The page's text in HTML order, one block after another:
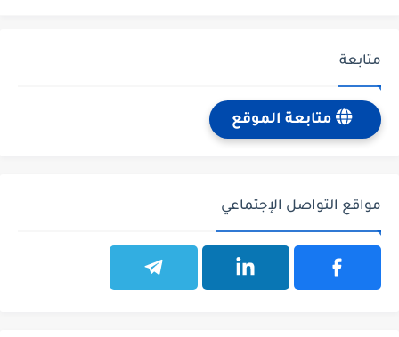
متابعة
متابعة الموقع
مواقع التواصل الإجتماعي